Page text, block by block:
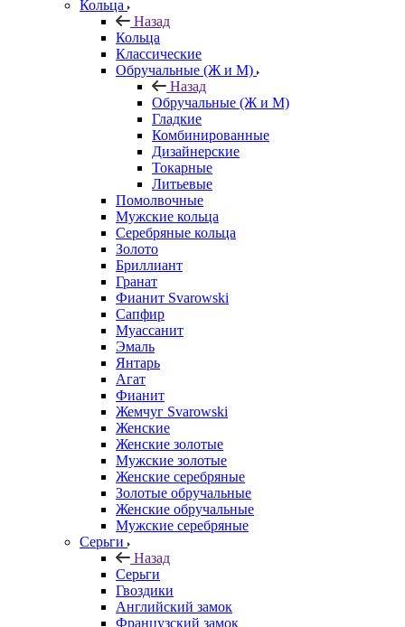
Кольца
Назад
Кольца
Классические
Обручальные (Ж и М)
Назад
Обручальные (Ж и М)
Гладкие
Комбинированные
Дизайнерские
Токарные
Литьевые
Помолвочные
Мужские кольца
Серебряные кольца
Золото
Бриллиант
Гранат
Фианит Svarowski
Сапфир
Муассанит
Эмаль
Янтарь
Агат
Фианит
Жемчуг Svarowski
Женские
Женские золотые
Мужские золотые
Женские серебряные
Золотые обручальные
Женские обручальные
Мужские серебряные
Серьги
Назад
Серьги
Гвоздики
Английский замок
Французский замок